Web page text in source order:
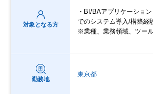
対象となる方
・BI/BAアプリケーショ
でのシステム導入/構築経
※業種、業務領域、ツー
勤務地
東京都